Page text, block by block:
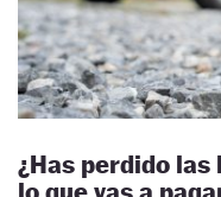
¿Has perdido las